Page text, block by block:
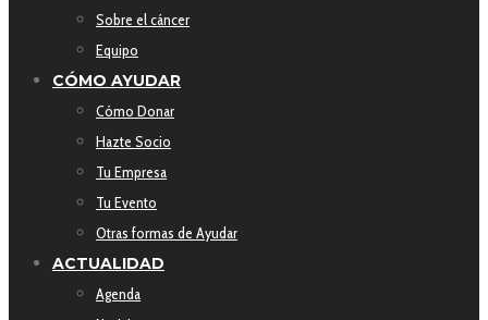
Sobre el cáncer
Equipo
CÓMO AYUDAR
Cómo Donar
Hazte Socio
Tu Empresa
Tu Evento
Otras formas de Ayudar
ACTUALIDAD
Agenda